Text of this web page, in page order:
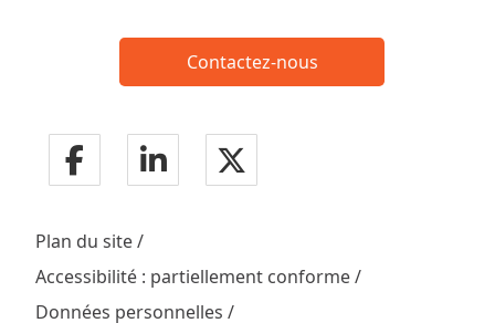
Contactez-nous
Plan du site
Accessibilité : partiellement conforme
Données personnelles